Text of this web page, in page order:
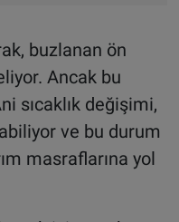
buzlanan ön
Ancak bu
sıcaklık değişimi,
ve bu durum
masraflarına yol